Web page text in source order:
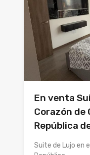
En venta
Corazón de
República
Suite de Lujo en